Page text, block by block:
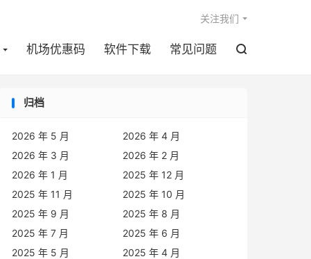
机场优惠码 软件下载 常见问题 
关注我们
归档
2026 年 5 月
2026 年 4 月
2026 年 3 月
2026 年 2 月
2026 年 1 月
2025 年 12 月
2025 年 11 月
2025 年 10 月
2025 年 9 月
2025 年 8 月
2025 年 7 月
2025 年 6 月
2025 年 5 月
2025 年 4 月